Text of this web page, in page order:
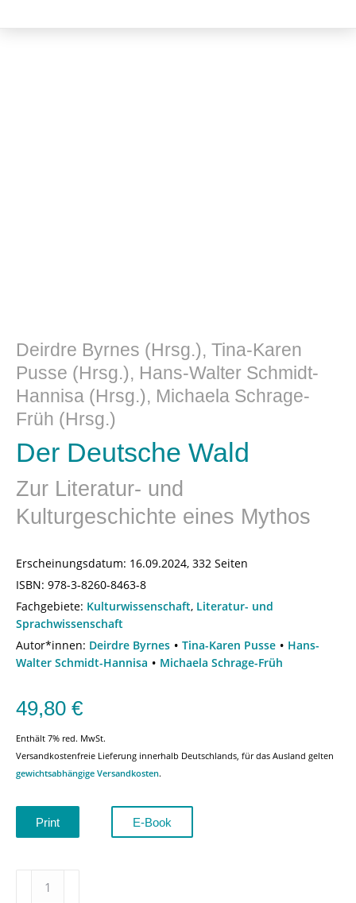
Deirdre Byrnes (Hrsg.), Tina-Karen
Pusse (Hrsg.), Hans-Walter Schmidt-
Hannisa (Hrsg.), Michaela Schrage-
Früh (Hrsg.)
Der Deutsche Wald
Zur Literatur- und
Kulturgeschichte eines Mythos
Erscheinungsdatum: 16.09.2024, 332 Seiten
ISBN: 978-3-8260-8463-8
Fachgebiete: Kulturwissenschaft, Literatur- und
Sprachwissenschaft
Autor*innen: Deirdre Byrnes Tina-Karen Pusse
Hans-
Walter Schmidt-Hannisa
Michaela Schrage-Früh
49,80 €
Enthält 7% red. MwSt.
Versandkostenfreie Lieferung innerhalb Deutschlands, für das Ausland gelten
gewichtsabhängige Versandkosten.
Print E-Book
Deutsche